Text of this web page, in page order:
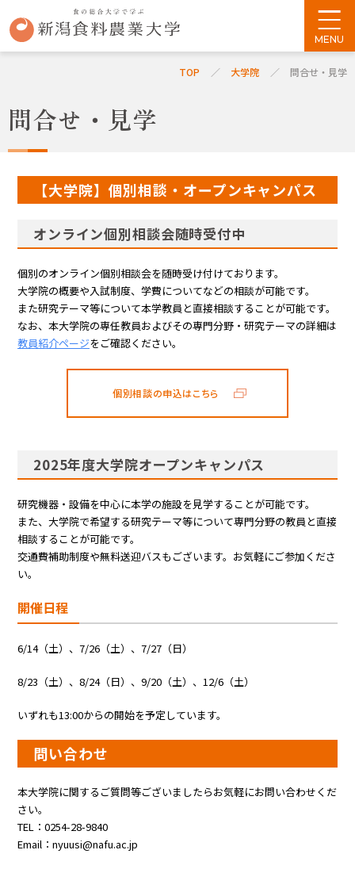
TOP 大学院 問合せ・見学
問合せ・見学
【大学院】個別相談・オープンキャンパス
オンライン個別相談会随時受付中
個別のオンライン個別相談会を随時受け付けております。
大学院の概要や入試制度、学費についてなどの相談が可能です。
また研究テーマ等について本学教員と直接相談することが可能です。
なお、本大学院の専任教員およびその専門分野・研究テーマの詳細は
教員紹介ページをご確認ください。
個別相談の申込はこちら
2025年度大学院オープンキャンパス
研究機器・設備を中心に本学の施設を見学することが可能です。
また、大学院で希望する研究テーマ等について専門分野の教員と直接
相談することが可能です。
交通費補助制度や無料送迎バスもございます。お気軽にご参加くださ
い。
開催日程
6/14（土）、7/26（土）、7/27（日）
8/23（土）、8/24（日）、9/20（土）、12/6（土）
いずれも13:00からの開始を予定しています。
問い合わせ
本大学院に関するご質問等ございましたらお気軽にお問い合わせくだ
さい。
TEL：0254-28-9840
Email：nyuusi@nafu.ac.jp